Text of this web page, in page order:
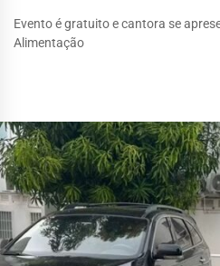
Evento é gratuito e cantora se
Alimentação